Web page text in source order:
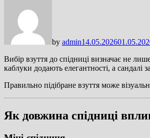
by admin14.05.2026
Вибір взуття до спідниці визначає не
каблуки додають елегантності, а сандалі
Правильно підібране взуття може
Як довжина спідниці